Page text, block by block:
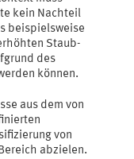
kein Nachteil
beispielsweise
Staub-
des
können.
aus dem von
von
abzielen.